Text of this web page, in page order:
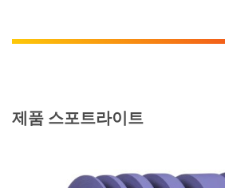
제품 스포트라이트